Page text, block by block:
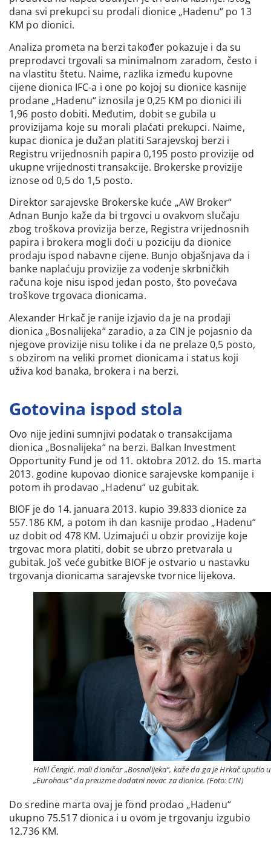
dana svi prekupci su prodali dionice „Hadenu“ po 13
KM po dionici.
Analiza prometa na berzi također pokazuje i da su
preprodavci trgovali sa minimalnom zaradom, često i
na vlastitu štetu. Naime, razlika između kupovne
cijene dionica IFC-a i one po kojoj su dionice kasnije
prodane „Hadenu“ iznosila je 0,25 KM po dionici ili
1,96 posto dobiti. Međutim, dobit se gubila u
provizijama koje su morali plaćati prekupci. Naime,
kupac dionica je dužan platiti Sarajevskoj berzi i
Registru vrijednosnih papira 0,195 posto provizije od
ukupne vrijednosti transakcije. Brokerske provizije
iznose od 0,5 do 1,5 posto.
Direktor sarajevske Brokerske kuće „AW Broker“
Adnan Bunjo kaže da bi trgovci u ovakvom slučaju
zbog troškova provizija berze, Registra vrijednosnih
papira i brokera mogli doći u poziciju da dionice
prodaju ispod nabavne cijene. Bunjo objašnjava da i
banke naplaćuju provizije za vođenje skrbničkih
računa koje nisu ispod jedan posto, što povećava
troškove trgovaca dionicama.
Alexander Hrkač je ranije izjavio da je na prodaji
dionica „Bosnalijeka“ zaradio, a za CIN je pojasnio da
njegove provizije nisu tolike i da ne prelaze 0,5 posto,
s obzirom na veliki promet dionicama i status koji
uživa kod banaka, brokera i na berzi.
Gotovina ispod stola
Ovo nije jedini sumnjivi podatak o transakcijama
dionica „Bosnalijeka“ na berzi. Balkan Investment
Opportunity Fund je od 11. oktobra 2012. do 15. marta
2013. godine kupovao dionice sarajevske kompanije i
potom ih prodavao „Hadenu“ uz gubitak.
BIOF je do 14. januara 2013. kupio 39.833 dionice za
557.186 KM, a potom ih dan kasnije prodao „Hadenu“
uz dobit od 478 KM. Uzimajući u obzir provizije koje
trgovac mora platiti, dobit se ubrzo pretvarala u
gubitak. Još veće gubitke BIOF je ostvario u nastavku
trgovanja dionicama sarajevske tvornice lijekova.
Halil Čengić, mali dioničar „Bosnalijeka“, kaže da ga je Hrkač uputio u
„Eurohaus“ da preuzme dodatni novac za dionice. (Foto: CIN)
Do sredine marta ovaj je fond prodao „Hadenu“
ukupno 75.517 dionica i u ovom je trgovanju izgubio
12.736 KM.